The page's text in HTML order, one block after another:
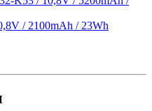
/ 2100mAh / 23Wh